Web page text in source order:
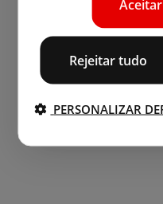
Rejeitar tudo
PERSONALIZAR